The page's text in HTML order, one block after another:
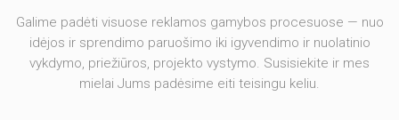
Galime padėti visuose reklamos gamybos procesuose — nuo
idėjos ir sprendimo paruošimo iki igyvendimo ir nuolatinio
vykdymo, priežiūros, projekto vystymo. Susisiekite ir mes
mielai Jums padėsime eiti teisingu keliu.